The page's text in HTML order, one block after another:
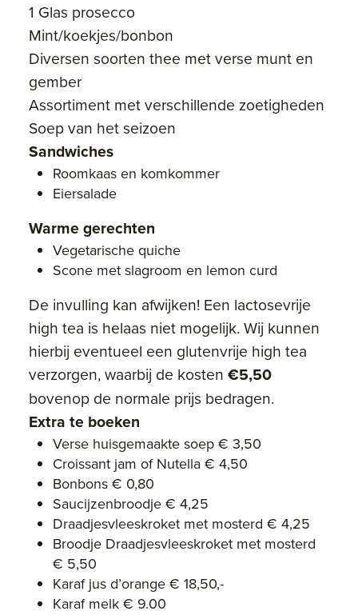
1 Glas prosecco
Mint/koekjes/bonbon
Diversen soorten thee met verse munt en
gember
Assortiment met verschillende zoetigheden
Soep van het seizoen
Sandwiches
Roomkaas en komkommer
Eiersalade
Warme gerechten
Vegetarische quiche
Scone met slagroom en lemon curd
De invulling kan afwijken! Een lactosevrije
high tea is helaas niet mogelijk. Wij kunnen
hierbij eventueel een glutenvrije high tea
verzorgen, waarbij de kosten €5,50
bovenop de normale prijs bedragen.
Extra te boeken
Verse huisgemaakte soep € 3,50
Croissant jam of Nutella € 4,50
Bonbons € 0,80
Saucijzenbroodje € 4,25
Draadjesvleeskroket met mosterd € 4,25
Broodje Draadjesvleeskroket met mosterd
€ 5,50
Karaf jus d’orange € 18,50,-
Karaf melk € 9.00